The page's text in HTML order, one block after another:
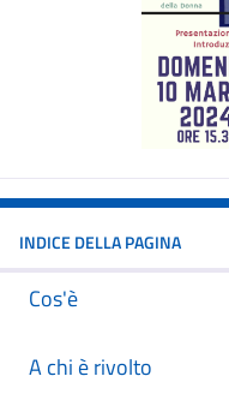
INDICE DELLA PAGINA
Cos'è
A chi è rivolto